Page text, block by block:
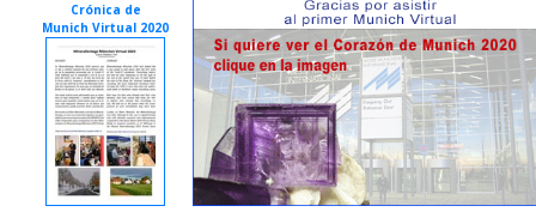
Crónica de
Munich Virtual 2020